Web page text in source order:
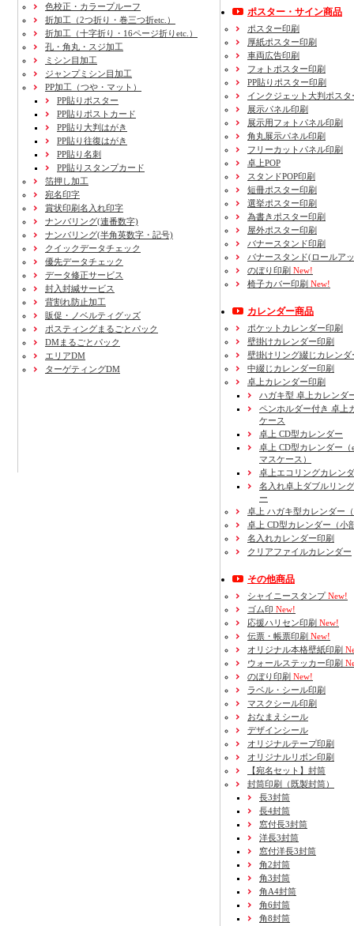
色校正・カラープルーフ
折加工 （2つ折り・巻三つ折etc.）
折加工 （十字折り・16ページ折りetc.）
孔・角丸・スジ加工
ミシン目加工
ジャンプミシン目加工
PP加工 （つや・マット）
PP貼りポスター
PP貼りポストカード
PP貼り大判はがき
PP貼り往復はがき
PP貼り名刺
PP貼りスタンプカード
箔押し加工
宛名印字
賞状印刷名入れ印字
ナンバリング(連番数字)
ナンバリング(半角英数字・記号)
クイックデータチェック
優先データチェック
データ修正サービス
封入封緘サービス
背割れ防止加工
販促・ノベルティグッズ
ポスティングまるごとパック
DMまるごとパック
エリアDM
ターゲティングDM
ポスター・サイン商品
ポスター印刷
厚紙ポスター印刷
車両広告印刷
フォトポスター印刷
PP貼りポスター印刷
インクジェット大判ポスタ
展示パネル印刷
展示用フォトパネル印刷
角丸展示パネル印刷
フリーカットパネル印刷
卓上POP
スタンドPOP印刷
短冊ポスター印刷
選挙ポスター印刷
為書きポスター印刷
屋外ポスター印刷
バナースタンド印刷
バナースタンド(ロールア
のぼり印刷 New!
椅子カバー印刷 New!
カレンダー商品
ポケットカレンダー印刷
壁掛けカレンダー印刷
壁掛けリング綴じカレンダ
中綴じカレンダー印刷
卓上カレンダー印刷
ハガキ型 卓上カレンダ
ペンホルダー付き 卓上
ケース
卓上 CD型カレンダー
卓上 CD型カレンダー（
マスケース）
卓上エコリングカレン
名入れ卓上ダブルリン
ー
卓上 ハガキ型カレンダー
卓上 CD型カレンダー（小
名入れカレンダー印刷
クリアファイルカレンダー
その他商品
シャイニースタンプNew!
ゴム印 New!
応援ハリセン印刷 New!
伝票・帳票印刷 New!
オリジナル本格壁紙印刷
ウォールステッカー印刷
のぼり印刷 New!
ラベル・シール印刷
マスクシール印刷
おなまえシール
デザインシール
オリジナルテープ印刷
オリジナルリボン印刷
【宛名セット】封筒
封筒印刷
（既製封筒）
長3封筒
長4封筒
窓付長3封筒
洋長3封筒
窓付洋長3封筒
角2封筒
角3封筒
角A4封筒
角6封筒
角8封筒